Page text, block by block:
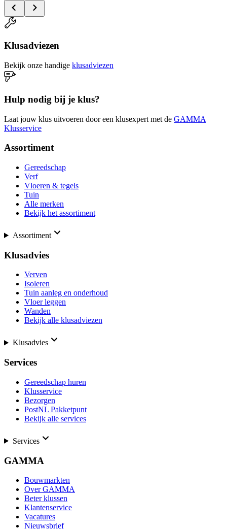
Klusadviezen
Bekijk onze handige klusadviezen
Hulp nodig bij je klus?
Laat jouw klus uitvoeren door een klusexpert met de GAMMA
Klusservice
Assortiment
Gereedschap
Verf
Vloeren & tegels
Tuin
Alle merken
Bekijk het assortiment
Assortiment
Klusadvies
Verven
Isoleren
Tuin aanleg en onderhoud
Vloer leggen
Wanden
Bekijk alle klusadviezen
Klusadvies
Services
Gereedschap huren
Klusservice
Bezorgen
PostNL Pakketpunt
Bekijk alle services
Services
GAMMA
Bouwmarkten
Over GAMMA
Beter klussen
Klantenservice
Vacatures
Nieuwsbrief